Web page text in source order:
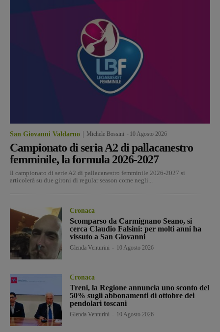
San Giovanni Valdarno Michele Bossini 10 Agosto 2026
Campionato di seria A2 di pallacanestro
femminile, la formula 2026-2027
Il campionato di serie A2 di pallacanestro femminile 2026-2027 si
articolerà su due gironi di regular season come negli...
Cronaca
Scomparso da Carmignano Seano, si
cerca Claudio Falsini: per molti anni ha
vissuto a San Giovanni
Glenda Venturini 10 Agosto 2026
Cronaca
Treni, la Regione annuncia uno sconto del
50% sugli abbonamenti di ottobre dei
pendolari toscani
Glenda Venturini 10 Agosto 2026